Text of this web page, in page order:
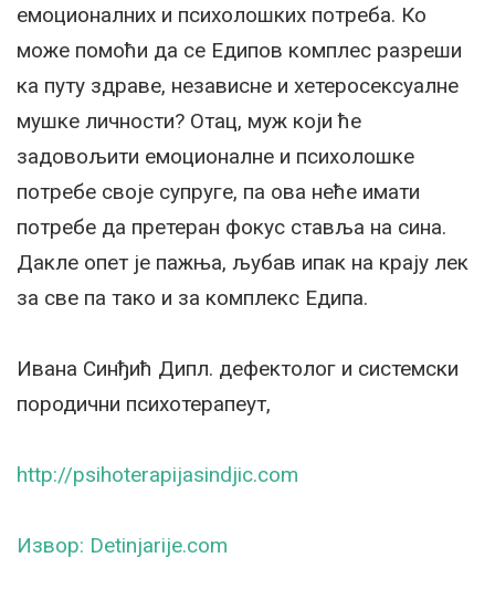
емоционалних и психолошких потреба. Ко
може помоћи да се Едипов комплес разреши
ка путу здраве, независне и хетеросексуалне
мушке личности? Отац, муж који ће
задовољити емоционалне и психолошке
потребе своје супруге, па ова неће имати
потребе да претеран фокус ставља на сина.
Дакле опет је пажња, љубав ипак на крају лек
за све па тако и за комплекс Едипа.
Ивана Синђић Дипл. дефектолог и системски
породични психотерапеут,
http://psihoterapijasindjic.com
Извор: Detinjarije.com